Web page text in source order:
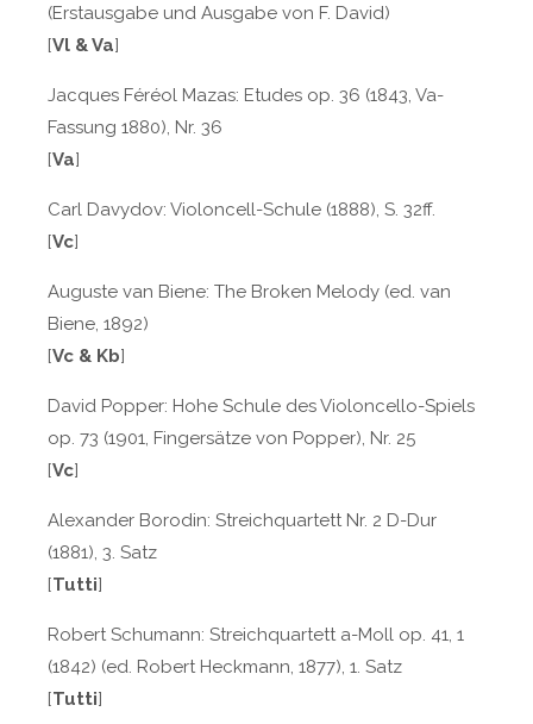
(Erstausgabe und Ausgabe von F. David)
[Vl & Va]
Jacques Féréol Mazas: Etudes op. 36 (1843, Va-
Fassung 1880), Nr. 36
[Va]
Carl Davydov: Violoncell-Schule (1888), S. 32ff.
[Vc]
Auguste van Biene: The Broken Melody (ed. van
Biene, 1892)
[Vc & Kb]
David Popper: Hohe Schule des Violoncello-Spiels
op. 73 (1901, Fingersätze von Popper), Nr. 25
[Vc]
Alexander Borodin: Streichquartett Nr. 2 D-Dur
(1881), 3. Satz
[Tutti]
Robert Schumann: Streichquartett a-Moll op. 41, 1
(1842) (ed. Robert Heckmann, 1877), 1. Satz
[Tutti]